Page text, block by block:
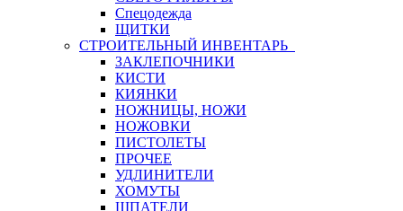
Спецодежда
ЩИТКИ
СТРОИТЕЛЬНЫЙ ИНВЕНТАРЬ
ЗАКЛЕПОЧНИКИ
КИСТИ
КИЯНКИ
НОЖНИЦЫ, НОЖИ
НОЖОВКИ
ПИСТОЛЕТЫ
ПРОЧЕЕ
УДЛИНИТЕЛИ
ХОМУТЫ
ШПАТЕЛИ